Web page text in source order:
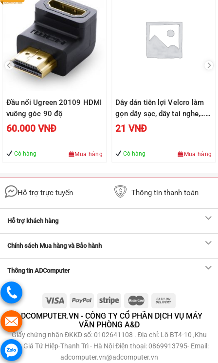
Đầu nối Ugreen 20109 HDMI
vuông góc 90 độ
60.000 VNĐ
Có hàng Mua hàng
Dây dán tiên lợi Velcro làm
gọn dây sạc, dây tai nghe,…
UGREEN 50370
21 VNĐ
Có hàng Mua hàng
Hỗ trợ trực tuyến Thông tin thanh toán
Hỗ trợ khách hàng
Chính sách Mua hàng và Bảo hành
Thông tin ADComputer
ADCOMPUTER.VN - CÔNG TY CỔ PHẦN DỊCH VỤ MÁY
VĂN PHÒNG A&D
Giấy chứng nhận ĐKKD số: 0102641108 . Địa chỉ: Lô BT4-10 ,Khu
Đấu Giá Tứ Hiệp-Thanh Trì - Hà Nội Điện thoại: 0869913795- Email:
adcomputer.vn@adcomputer.vn